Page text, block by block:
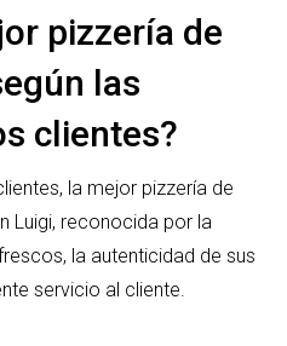
pizzería de
las
clientes?
la mejor pizzería de
Luigi, reconocida por la
la autenticidad de sus
servicio al cliente.